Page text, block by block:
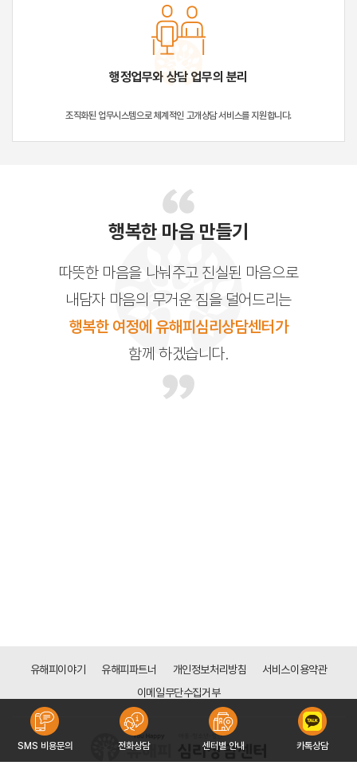
행정업무와 상담 업무의 분리
조직화된 업무시스템으로 체계적인 고개상담 서비스를 지원합니다.
행복한 마음 만들기
따뜻한 마음을 나눠주고 진실된 마음으로
내담자 마음의 무거운 짐을 덜어드리는
행복한 여정에 유해피심리상담센터가
함께 하겠습니다.
유해피이야기 유해피파트너 개인정보처리방침
서비스이용약관
이메일무단수집거부
SMS 비용문의 전화상담 센터별 안내 카톡상담